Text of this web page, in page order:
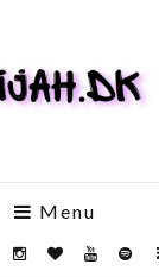
Menu